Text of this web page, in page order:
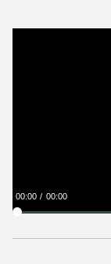
00:00 00:00